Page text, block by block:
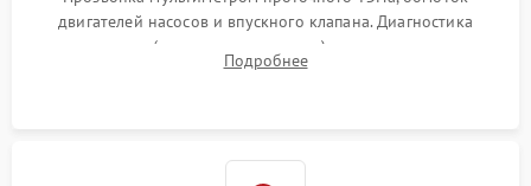
двигателей насосов и впускного клапана. Диагностика
прессостата (датчика уровня воды), датчика мутности,
концевика дверцы и электронного модуля управления.
Подробнее